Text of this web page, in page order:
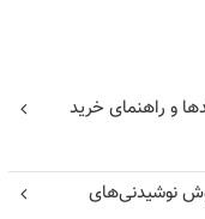
و راهنمای خرید
نوشیدنی‌های